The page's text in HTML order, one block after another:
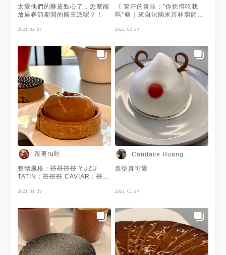
太愛他們的酥皮點心了，怎麼能
放過春節期間的國王派呢？！
2021-02-07
《 冒汗的青蛙：”你捨得吃我
嗎”😂｜來自法國米其林廚師｜
想每天看美食貼文👉IG立即追
- 200元 -👏 👏 👏 👏 👏 來到台
中必朝聖的精緻甜點CJSJ 首先
店面的環境裝潢非常的乾淨舒服
時尚 每道甜點都非常的精緻 看
了都非常想吃 點了比較特別的
青蛙蛋糕 切開蛋糕 裡面有日本
柚子輕慕斯、巧克力蛋糕、榛果
青檸脆餅、薑柚子果泥 所以吃
起來非常的清爽 微酸微甜 再配
上清香的脆餅 口感層次 非常豐
富好吃 • 🍴 CJSJ法式甜點創意
店 @cjsj.tw 📍 台中市西區向上
路一段79巷72號 ☎️ 04-2301-
6996 ⏰ 12:00-18:30、週一公
休
2021-02-24
跟著ru吃
整體風格：🧸🧸🧸🧸 YUZU
TATIN：🧸🧸🧸 CAVIAR：🧸🧸
得出有用心裝潢，蘋果部份有日
層千層酥脆是最好吃的，底部的
塔皮也好吃（個人認為勝過甜點
部分） 巧克力中規中矩，沒什
麼好挑剔的 #跟著ru吃
2021-01-29
Candace Huang
造型真可愛
2021-01-24